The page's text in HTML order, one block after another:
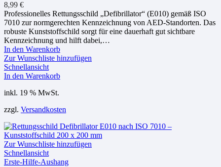
8,99 €
Professionelles Rettungsschild „Defibrillator“ (E010) gemäß ISO
7010 zur normgerechten Kennzeichnung von AED-Standorten. Das
robuste Kunststoffschild sorgt für eine dauerhaft gut sichtbare
Kennzeichnung und hilft dabei,…
In den Warenkorb
Zur Wunschliste hinzufügen
Schnellansicht
In den Warenkorb
inkl. 19 % MwSt.
zzgl. Versandkosten
Zur Wunschliste hinzufügen
Schnellansicht
Erste-Hilfe-Aushang